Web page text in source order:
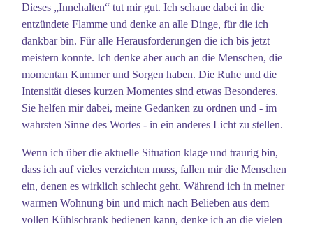
Dieses „Innehalten“ tut mir gut. Ich schaue dabei in die
entzündete Flamme und denke an alle Dinge, für die ich
dankbar bin. Für alle Herausforderungen die ich bis jetzt
meistern konnte. Ich denke aber auch an die Menschen, die
momentan Kummer und Sorgen haben. Die Ruhe und die
Intensität dieses kurzen Momentes sind etwas Besonderes.
Sie helfen mir dabei, meine Gedanken zu ordnen und - im
wahrsten Sinne des Wortes - in ein anderes Licht zu stellen.
Wenn ich über die aktuelle Situation klage und traurig bin,
dass ich auf vieles verzichten muss, fallen mir die Menschen
ein, denen es wirklich schlecht geht. Während ich in meiner
warmen Wohnung bin und mich nach Belieben aus dem
vollen Kühlschrank bedienen kann, denke ich an die vielen